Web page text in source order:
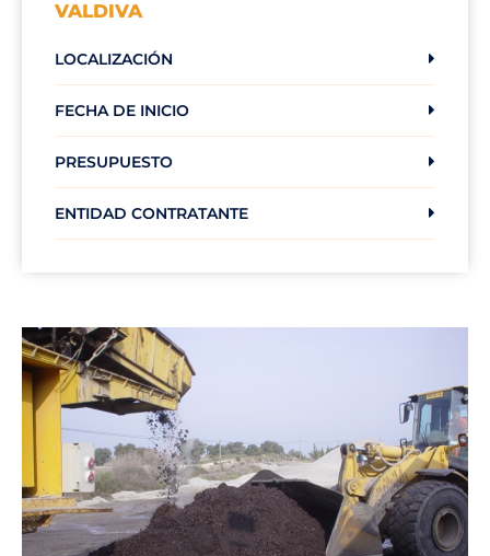
VALDIVA
LOCALIZACIÓN
FECHA DE INICIO
PRESUPUESTO
ENTIDAD CONTRATANTE